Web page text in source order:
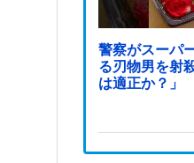
警察がスーパ
る刃物男を射
は適正か？」